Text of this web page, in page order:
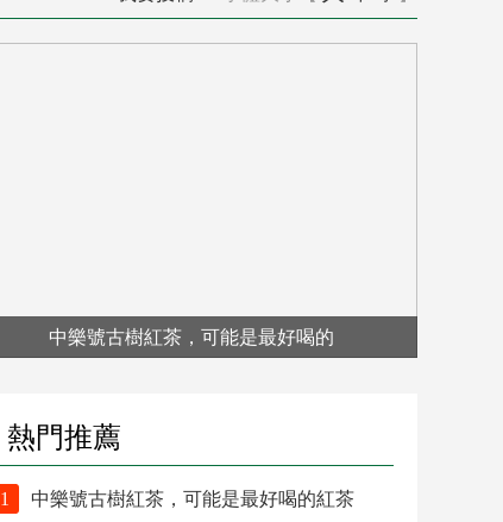
中樂號古樹紅茶，可能是最好喝的
熱門推薦
1 中樂號古樹紅茶，可能是最好喝的紅茶